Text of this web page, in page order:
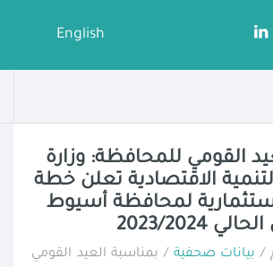
English
القومي للمحافظة: وزارة
الاقتصادية تعلن خطة
لمحافظة أسيوط
2023/2024
/ بيانات صحفية / بمناسبة العيد القومي